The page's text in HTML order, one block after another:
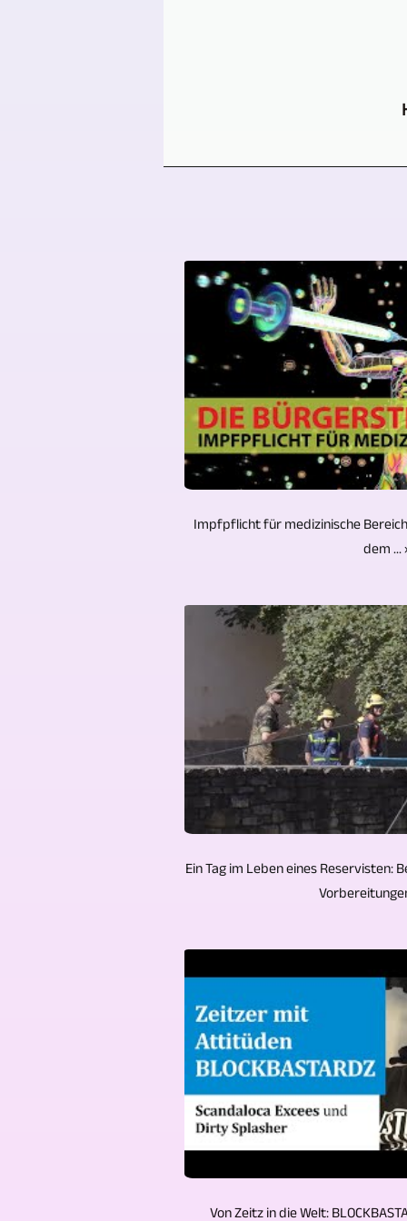
Impfpflicht für medizinische
dem ...
Ein Tag im Leben eines Reservisten:
Von Zeitz in die Welt: